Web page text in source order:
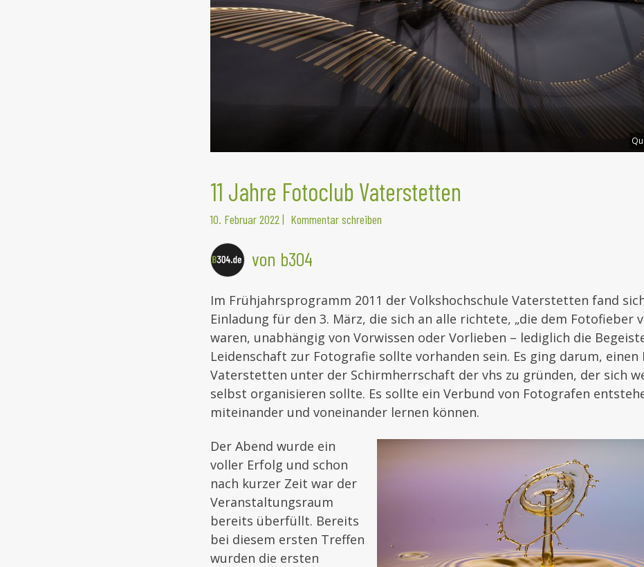
11 Jahre Fotoclub Vaterstetten
10. Februar 2022 | Kommentar schreiben
von b304
Im Frühjahrsprogramm 2011 der Volkshochschule Vaterstetten fand
Einladung für den 3. März, die sich an alle richtete, „die dem Fotofieber
waren, unabhängig von Vorwissen oder Vorlieben – lediglich die
Leidenschaft zur Fotografie sollte vorhanden sein. Es ging darum,
Vaterstetten unter der Schirmherrschaft der vhs zu gründen, der sich
selbst organisieren sollte. Es sollte ein Verbund von Fotografen
miteinander und voneinander lernen können.
Der Abend wurde ein
voller Erfolg und schon
nach kurzer Zeit war der
Veranstaltungsraum
bereits überfüllt. Bereits
bei diesem ersten Treffen
wurden die ersten